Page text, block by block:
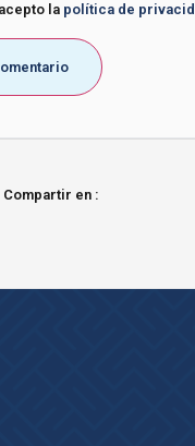
la política de
Compartir en :